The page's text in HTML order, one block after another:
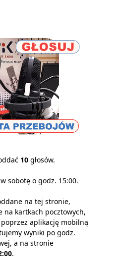
10 głosów.
sobotę o godz. 15:00.
na tej stronie,
na kartkach pocztowych,
aplikację mobilną
wyniki po godz.
a na stronie
.